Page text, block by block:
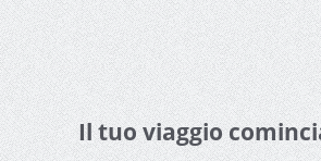
Il tuo viaggio